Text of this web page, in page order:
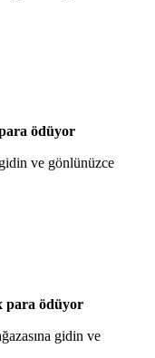
ödüyor
ve gönlünüzce
para ödüyor
gidin ve